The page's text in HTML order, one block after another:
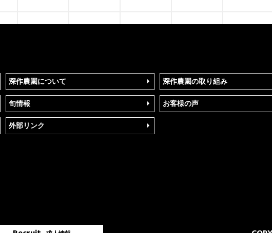
深作農園について 深作農園の取り組み
旬情報 お客様の声
外部リンク